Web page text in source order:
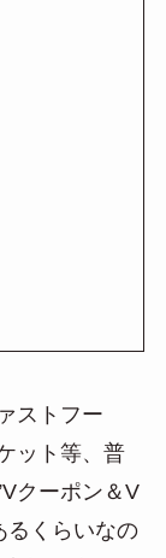
ストフー
ット等、普
クーポン＆V
るくらいなの